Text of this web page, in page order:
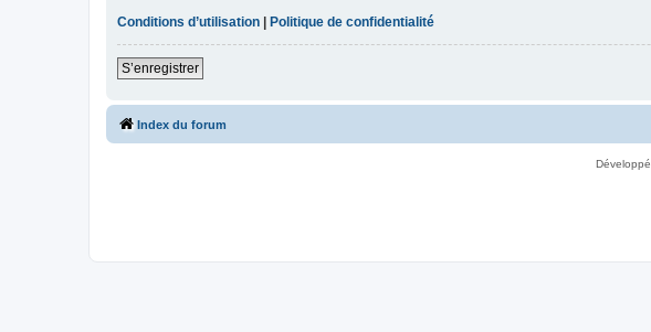
Conditions d’utilisation | Politique de confidentialité
S’enregistrer
Index du forum